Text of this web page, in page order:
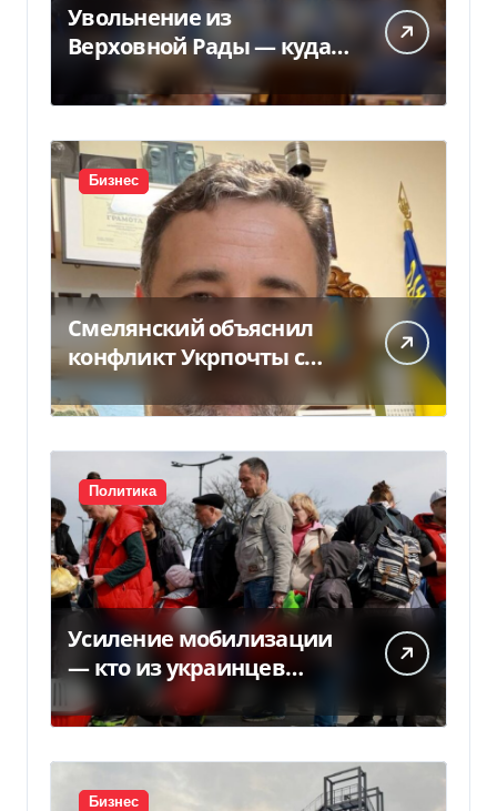
Увольнение из
Верховной Рады — куда
исчез 71 народный
депутат за семь лет
Бизнес
Смелянский объяснил
конфликт Укрпочты с
НБУ из-за платежек
Политика
Усиление мобилизации
— кто из украинцев
потеряет право на
временную защиту в ЕС
Бизнес